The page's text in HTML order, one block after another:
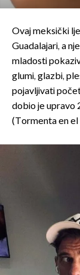
Ovaj meksički
Guadalajari, a
mladosti
glumi, glazbi,
pojavljivati
dobio je upravo
(Tormenta en el